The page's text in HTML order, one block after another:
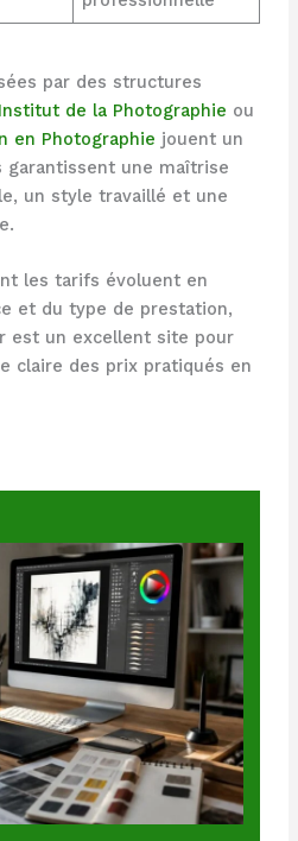
par des structures
Institut de la Photographie ou
en Photographie jouent un
garantissent une maîtrise
un style travaillé et une
les tarifs évoluent en
et du type de prestation,
est un excellent site pour
claire des prix pratiqués en